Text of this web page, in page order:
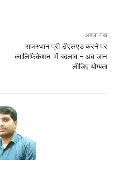
अगला लेख
राजस्थान प्री डीएलएड करने पर
क्वालिफिकेशन में बदलाव – अब जान
लीजिए योग्यता